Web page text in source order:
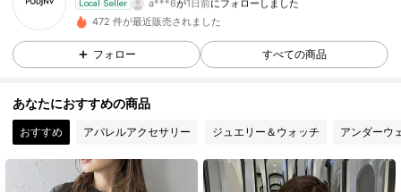
Local Seller
4.55
3 フォロワー
3 フォロワー
4.55
4.55 3 フォロワー
472 件が最近販売されました
フォロー すべての商品
あなたにおすすめの商品
おすすめ アパレルアクセサリー ジュエリー＆ウォッチ アンダーウ